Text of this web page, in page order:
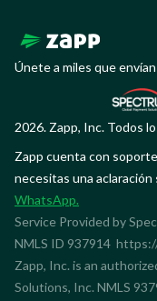
Únete a miles que
2026. Zapp, Inc. Todos
Zapp cuenta con
necesitas una
WhatsApp.
Service Provided by
NMLS ID 937914
Zapp, Inc. is an
Solutions, Inc. NMLS